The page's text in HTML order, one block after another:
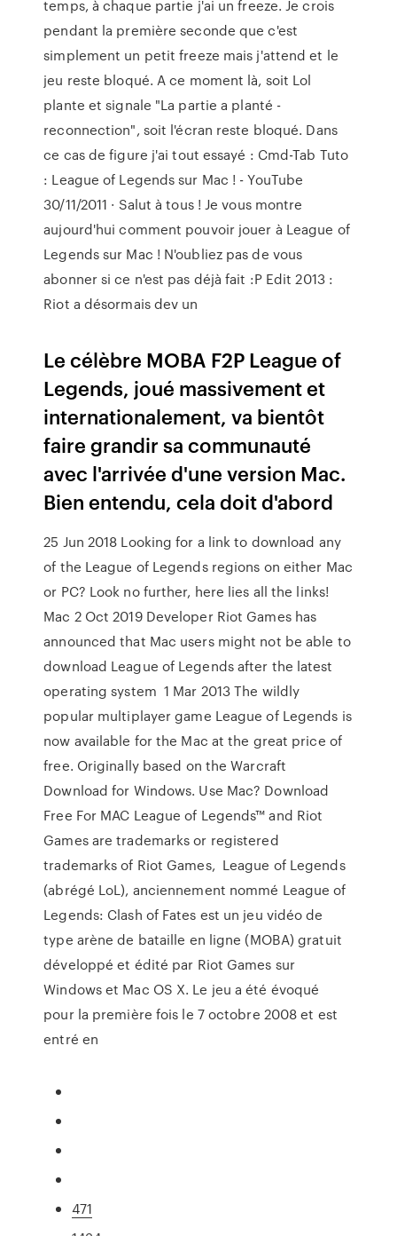
temps, à chaque partie j'ai un freeze. Je crois
pendant la première seconde que c'est
simplement un petit freeze mais j'attend et le
jeu reste bloqué. A ce moment là, soit Lol
plante et signale "La partie a planté -
reconnection", soit l'écran reste bloqué. Dans
ce cas de figure j'ai tout essayé : Cmd-Tab Tuto
: League of Legends sur Mac ! - YouTube
30/11/2011 · Salut à tous ! Je vous montre
aujourd'hui comment pouvoir jouer à League of
Legends sur Mac ! N'oubliez pas de vous
abonner si ce n'est pas déjà fait :P Edit 2013 :
Riot a désormais dev un
Le célèbre MOBA F2P League of
Legends, joué massivement et
internationalement, va bientôt
faire grandir sa communauté
avec l'arrivée d'une version Mac.
Bien entendu, cela doit d'abord
25 Jun 2018 Looking for a link to download any
of the League of Legends regions on either Mac
or PC? Look no further, here lies all the links!
Mac 2 Oct 2019 Developer Riot Games has
announced that Mac users might not be able to
download League of Legends after the latest
operating system 1 Mar 2013 The wildly
popular multiplayer game League of Legends is
now available for the Mac at the great price of
free. Originally based on the Warcraft
Download for Windows. Use Mac? Download
Free For MAC League of Legends™ and Riot
Games are trademarks or registered
trademarks of Riot Games, League of Legends
(abrégé LoL), anciennement nommé League of
Legends: Clash of Fates est un jeu vidéo de
type arène de bataille en ligne (MOBA) gratuit
développé et édité par Riot Games sur
Windows et Mac OS X. Le jeu a été évoqué
pour la première fois le 7 octobre 2008 et est
entré en
471